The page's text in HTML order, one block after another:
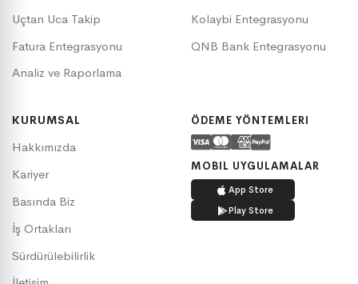
Uçtan Uca Takip
Fatura Entegrasyonu
Analiz ve Raporlama
Kolaybi Entegrasyonu
QNB Bank Entegrasyonu
KURUMSAL
Hakkımızda
Kariyer
Basında Biz
İş Ortakları
Sürdürülebilirlik
ÖDEME YÖNTEMLERI
MOBIL UYGULAMALAR
App Store
Play Store